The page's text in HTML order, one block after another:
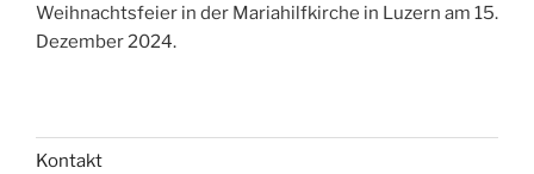
Weihnachtsfeier in der Mariahilfkirche in Luzern am 15.
Dezember 2024.
Kontakt